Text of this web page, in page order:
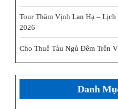
Tour Thăm Vịnh Lan Hạ –
2026
Cho Thuê Tàu Ngủ Đêm Trên
Danh